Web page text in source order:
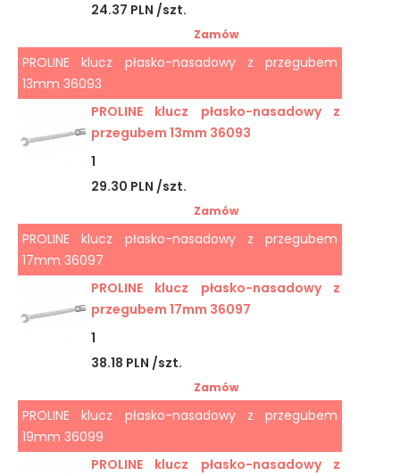
24.37 PLN /szt.
Zamów
PROLINE klucz płasko-nasadowy z przegubem
13mm 36093
PROLINE klucz płasko-nasadowy z
przegubem 13mm 36093
1
29.30 PLN /szt.
Zamów
PROLINE klucz płasko-nasadowy z przegubem
17mm 36097
PROLINE klucz płasko-nasadowy z
przegubem 17mm 36097
1
38.18 PLN /szt.
Zamów
PROLINE klucz płasko-nasadowy z przegubem
19mm 36099
PROLINE klucz płasko-nasadowy z